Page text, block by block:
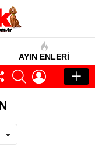
AYIN ENLERI
TAKIP
ET
SEARCHGIRIŞ